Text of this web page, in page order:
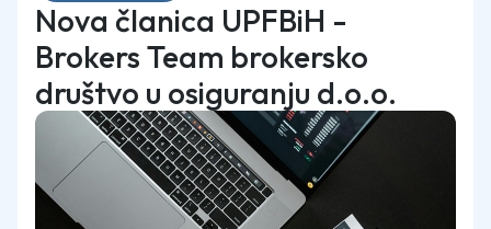
Nova članica UPFBiH -
Brokers Team brokersko
društvo u osiguranju d.o.o.